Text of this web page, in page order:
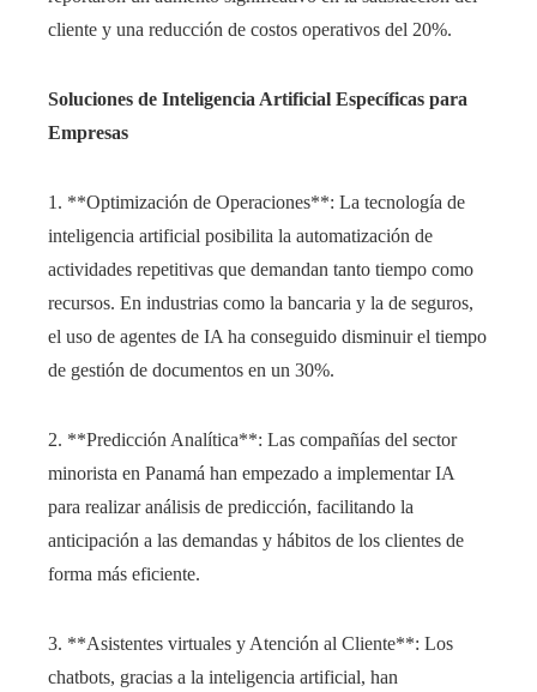
cliente y una reducción de costos operativos del 20%.
Soluciones de Inteligencia Artificial Específicas para
Empresas
1. **Optimización de Operaciones**: La tecnología de
inteligencia artificial posibilita la automatización de
actividades repetitivas que demandan tanto tiempo como
recursos. En industrias como la bancaria y la de seguros,
el uso de agentes de IA ha conseguido disminuir el tiempo
de gestión de documentos en un 30%.
2. **Predicción Analítica**: Las compañías del sector
minorista en Panamá han empezado a implementar IA
para realizar análisis de predicción, facilitando la
anticipación a las demandas y hábitos de los clientes de
forma más eficiente.
3. **Asistentes virtuales y Atención al Cliente**: Los
chatbots, gracias a la inteligencia artificial, han